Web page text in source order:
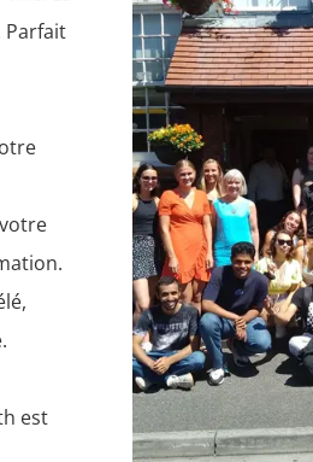
Parfait
est